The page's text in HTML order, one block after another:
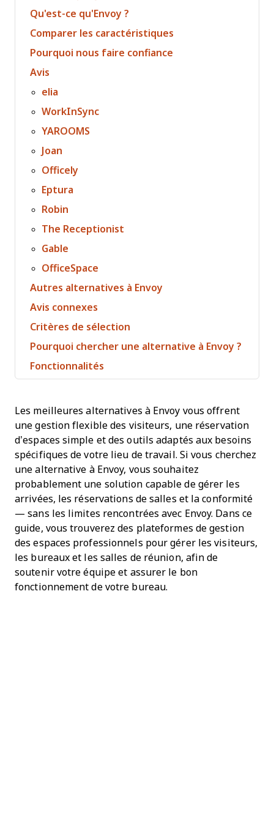
Qu'est-ce qu'Envoy ?
Comparer les caractéristiques
Pourquoi nous faire confiance
Avis
elia
WorkInSync
YAROOMS
Joan
Officely
Eptura
Robin
The Receptionist
Gable
OfficeSpace
Autres alternatives à Envoy
Avis connexes
Critères de sélection
Pourquoi chercher une alternative à Envoy ?
Fonctionnalités
Les meilleures alternatives à Envoy vous offrent
une gestion flexible des visiteurs, une réservation
d’espaces simple et des outils adaptés aux besoins
spécifiques de votre lieu de travail. Si vous cherchez
une alternative à Envoy, vous souhaitez
probablement une solution capable de gérer les
arrivées, les réservations de salles et la conformité
— sans les limites rencontrées avec Envoy. Dans ce
guide, vous trouverez des plateformes de gestion
des espaces professionnels pour gérer les visiteurs,
les bureaux et les salles de réunion, afin de
soutenir votre équipe et assurer le bon
fonctionnement de votre bureau.